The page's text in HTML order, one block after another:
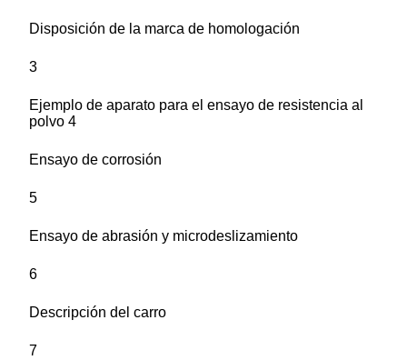
Disposición de la marca de homologación
3
Ejemplo de aparato para el ensayo de resistencia al
polvo 4
Ensayo de corrosión
5
Ensayo de abrasión y microdeslizamiento
6
Descripción del carro
7